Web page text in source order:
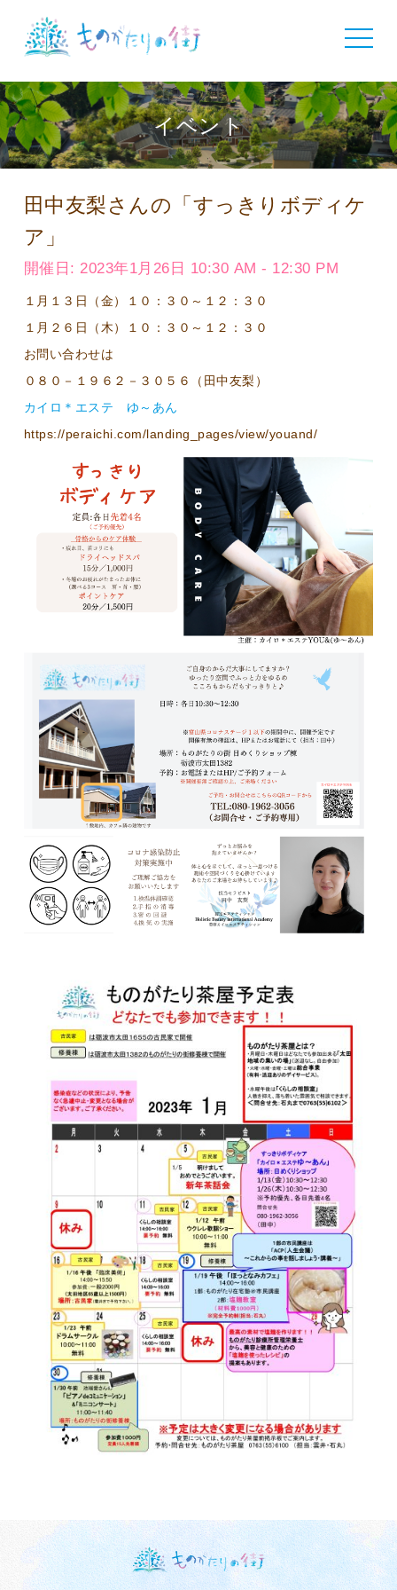
toggle
イベント
田中友梨さんの「すっきりボディケ
ア」
開催日: 2023年1月26日 10:30 AM - 12:30 PM
１月１３日（金）１０：３０～１２：３０
１月２６日（木）１０：３０～１２：３０
お問い合わせは
０８０－１９６２－３０５６（田中友梨）
カイロ＊エステ ゆ～あん
https://peraichi.com/landing_pages/view/youand/